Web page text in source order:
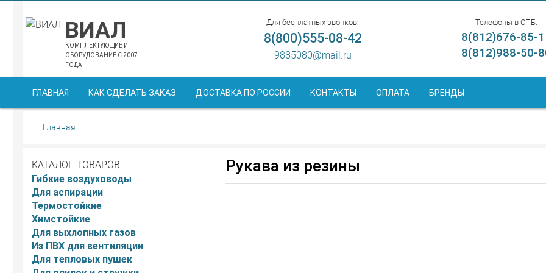
ВИАЛ
КОМПЛЕКТУЮЩИЕ И
ОБОРУДОВАНИЕ С 2007
ГОДА
Для бесплатных звонков:
8(800)555-08-42
9885080@mail.ru
Телефоны в СПБ:
8(812)676-85-
8(812)988-50-
ГЛАВНАЯ КАК СДЕЛАТЬ ЗАКАЗ ДОСТАВКА ПО РОССИИ КОНТАКТЫ ОПЛАТА БРЕНДЫ
Главная
КАТАЛОГ ТОВАРОВ
Гибкие воздуховоды
Для аспирации
Термостойкие
Химстойкие
Для выхлопных газов
Из ПВХ для вентиляции
Для тепловых пушек
Рукава из резины